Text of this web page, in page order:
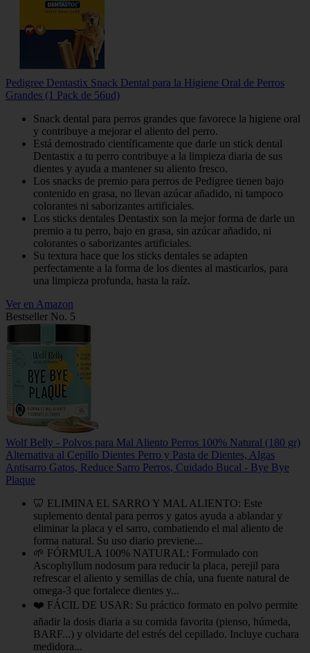
Pedigree Dentastix Snack Dental para la Higiene Oral de Perros
Grandes (1 Pack de 56ud)
Snack dental para perros grandes que favorece la higiene oral
y contribuye a mejorar el aliento del perro.
Está demostrado científicamente que darle un stick dental
Dentastix a tu perro contribuye a la limpieza diaria de sus
dientes y ayuda a mantener su aliento fresco.
Los snacks de premio para perros de Pedigree tienen bajo
contenido en grasa, no llevan azúcar añadido, ni tampoco
colorantes ni saborizantes artificiales.
Los sticks dentales Dentastix son la mejor forma de darle un
premio a tu perro, bajo en grasa, sin azúcar añadido, ni
colorantes o saborizantes artificiales.
Su textura hace que los sticks dentales se adapten
perfectamente a la forma de los dientes al masticarlos, para
una limpieza profunda, hasta la raíz.
Ver en Amazon
Bestseller No. 5
Wolf Belly - Polvos para Mal Aliento Perros 100% Natural (180 gr)
Alternativa al Cepillo Dientes Perro y Pasta de Dientes, Algas
Antisarro Gatos, Reduce Sarro Perros, Cuidado Bucal - Bye Bye
Plaque
🦷 ELIMINA EL SARRO Y MAL ALIENTO: Este
suplemento dental para perros y gatos ayuda a ablandar y
eliminar la placa y el sarro, combatiendo el mal aliento de
forma natural. Su uso diario previene...
🌱 FÓRMULA 100% NATURAL: Formulado con
Ascophyllum nodosum para reducir la placa, perejil para
refrescar el aliento y semillas de chía, una fuente natural de
omega-3 que fortalece dientes y...
❤️ FÁCIL DE USAR: Su práctico formato en polvo permite
añadir la dosis diaria a su comida favorita (pienso, húmeda,
BARF...) y olvidarte del estrés del cepillado. Incluye cuchara
medidora...